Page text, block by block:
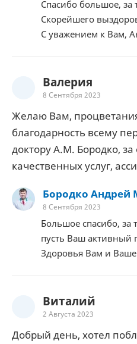
Спасибо большое, за
Скорейшего
С уважением к Вам,
Валерия
8 Сентября 2023
Желаю Вам,
благодарность всему
доктору А.М. Бородко, за
качественных услуг,
Бородко Андрей
8 Сентября 2023
Большое спасибо, за
пусть Ваш активный
Здоровья Вам и
Виталий
2 Августа 2023
Добрый день, хотел